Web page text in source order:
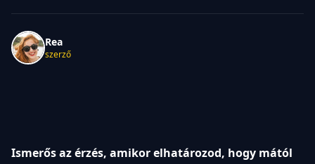
Rea
szerző
Ismerős az érzés, amikor elhatározod, hogy mától